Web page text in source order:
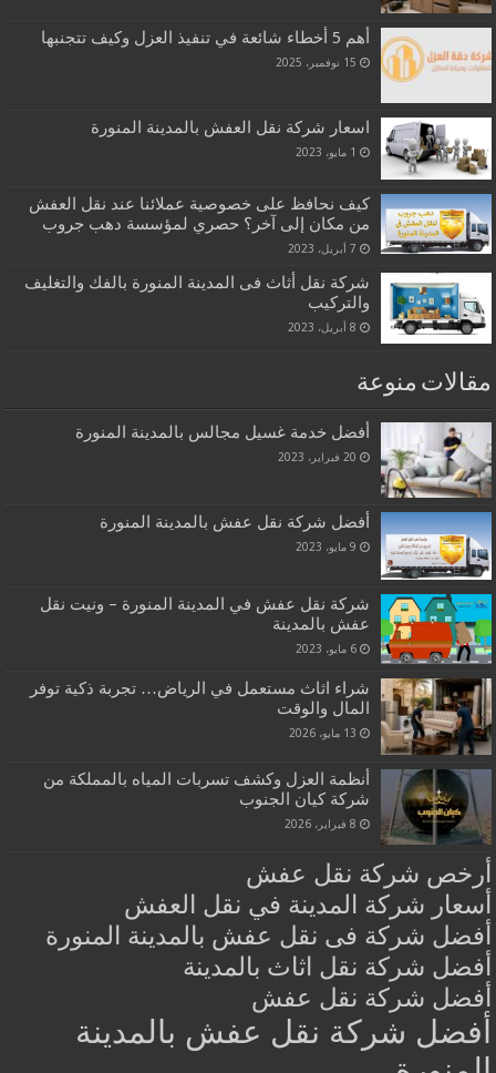
أهم 5 أخطاء شائعة في تنفيذ العزل وكيف تتجنبها
15 نوفمبر، 2025
اسعار شركة نقل العفش بالمدينة المنورة
1 مايو، 2023
كيف نحافظ على خصوصية عملائنا عند نقل العفش
من مكان إلى آخر؟ حصري لمؤسسة دهب جروب
7 أبريل، 2023
شركة نقل أثاث فى المدينة المنورة بالفك والتغليف
والتركيب
8 أبريل، 2023
مقالات منوعة
أفضل خدمة غسيل مجالس بالمدينة المنورة
20 فبراير، 2023
أفضل شركة نقل عفش بالمدينة المنورة
9 مايو، 2023
شركة نقل عفش في المدينة المنورة – ونيت نقل
عفش بالمدينة
6 مايو، 2023
شراء اثاث مستعمل في الرياض… تجربة ذكية توفر
المال والوقت
13 مايو، 2026
أنظمة العزل وكشف تسربات المياه بالمملكة من
شركة كيان الجنوب
8 فبراير، 2026
أرخص شركة نقل عفش
أسعار شركة المدينة في نقل العفش
أفضل شركة فى نقل عفش بالمدينة المنورة
أفضل شركة نقل اثاث بالمدينة
أفضل شركة نقل عفش
أفضل شركة نقل عفش بالمدينة